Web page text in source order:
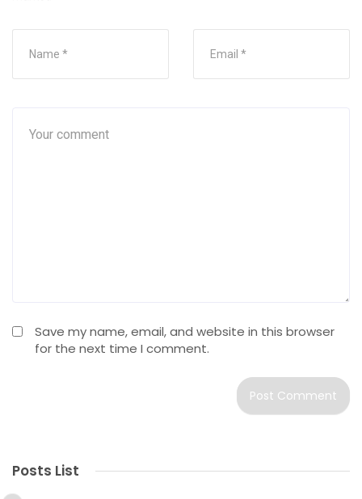
Save my name, email, and website in this browser
for the next time I comment.
Posts List